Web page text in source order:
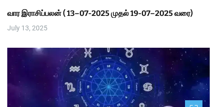
வார இராசிப்பலன் ( 13–07-2025 முதல் 19-07–2025 வரை)
July 13, 2025